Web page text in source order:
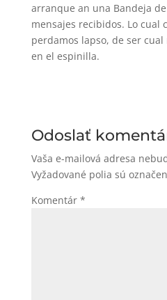
arranque an una Bandeja
mensajes recibidos. Lo cual
perdamos lapso, de ser
en el espinilla.
Odoslať
Vaša e-mailová adresa
Vyžadované polia sú
Komentár *